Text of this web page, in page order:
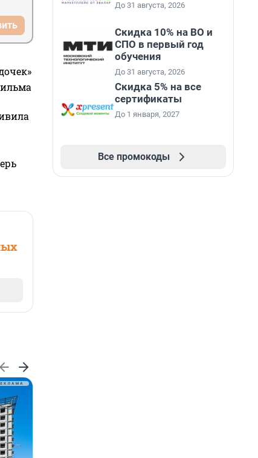
До 31 августа, 2026
Скидка 10% на ВО и
СПО в первый год
обучения
До 31 августа, 2026
Скидка 5% на все
сертификаты
До 1 января, 2027
Все промокоды